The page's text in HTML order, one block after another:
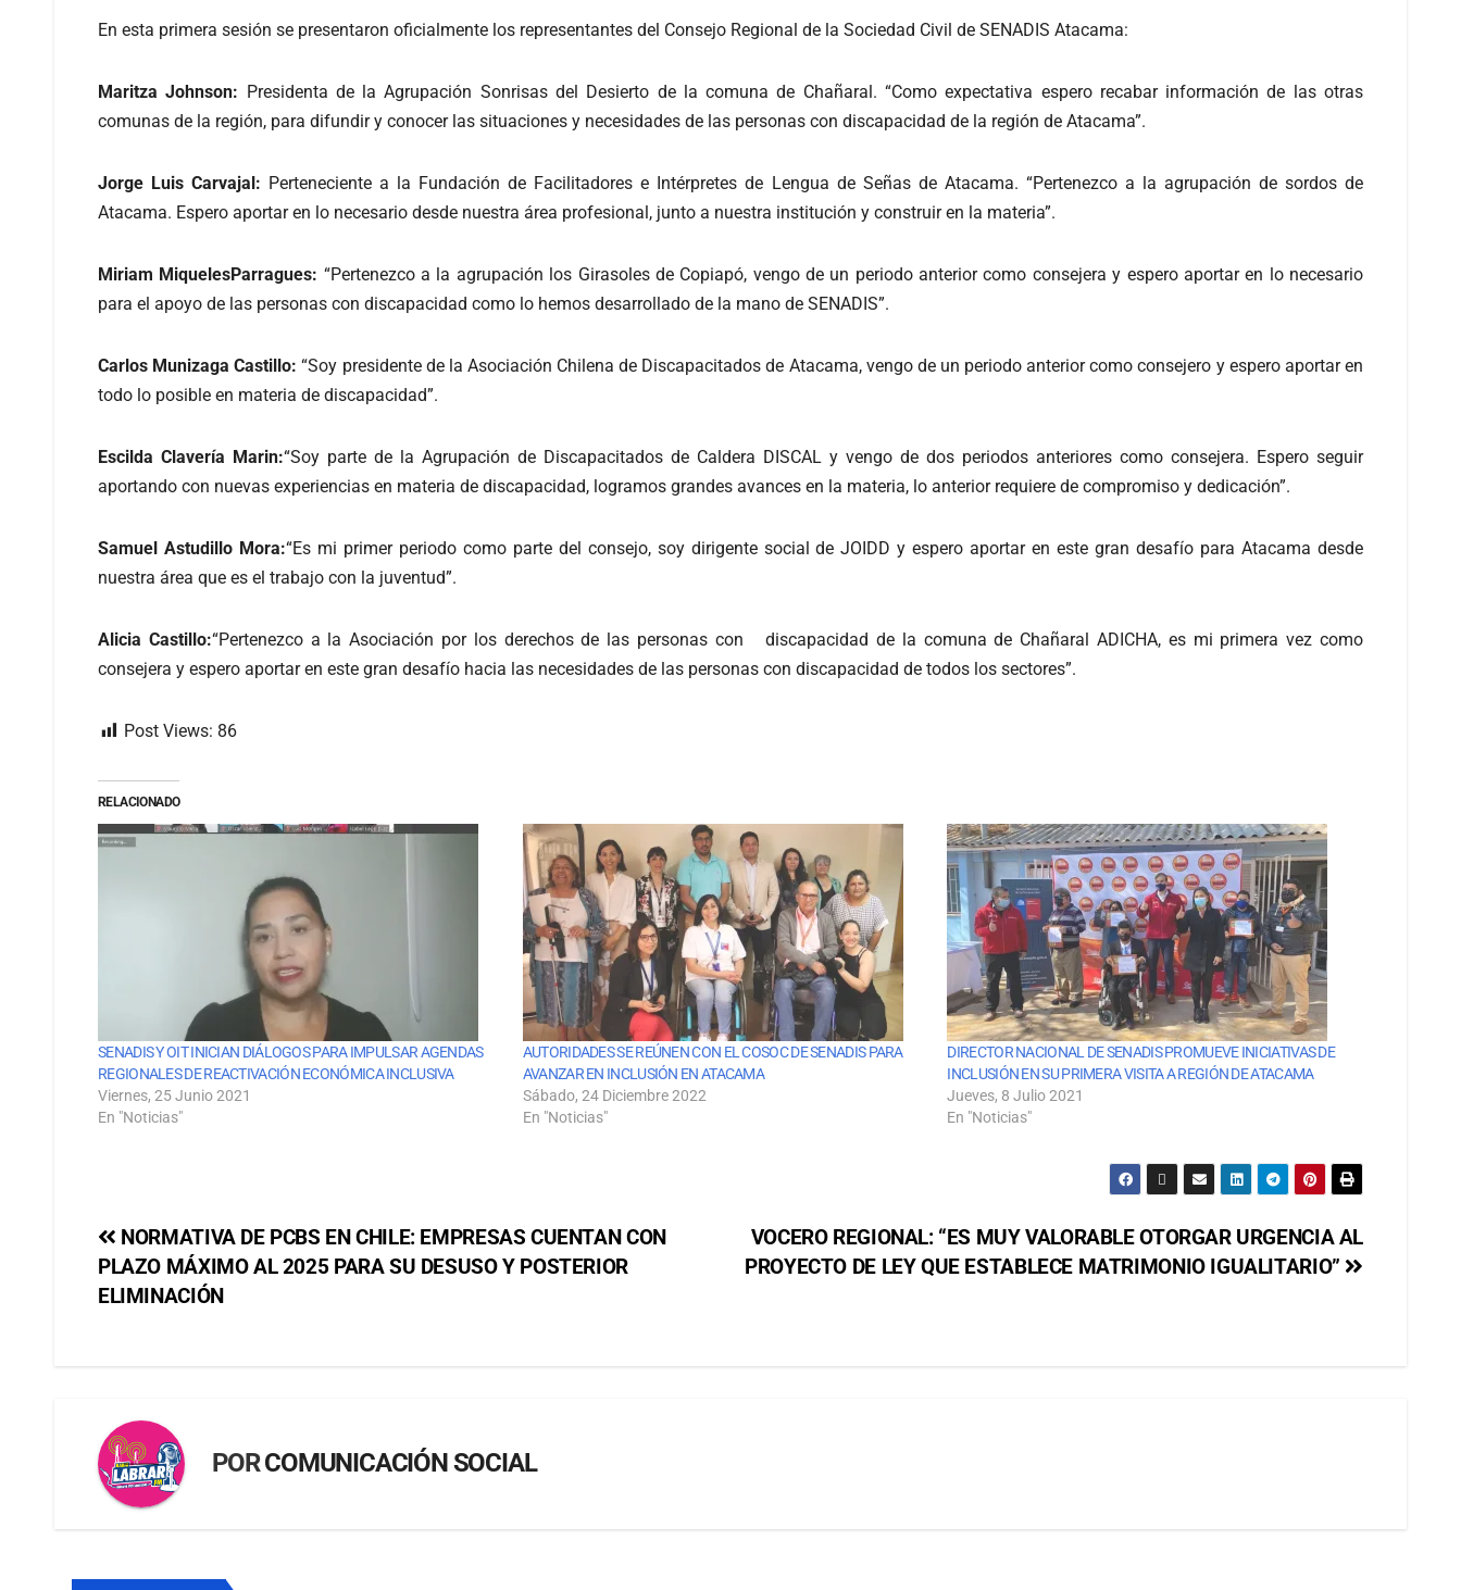
En esta primera sesión se presentaron oficialmente los representantes del Consejo Regional de la Sociedad Civil de SENADIS Atacama:
Maritza Johnson: Presidenta de la Agrupación Sonrisas del Desierto de la comuna de Chañaral. “Como expectativa espero recabar información de las otras
comunas de la región, para difundir y conocer las situaciones y necesidades de las personas con discapacidad de la región de Atacama”.
Jorge Luis Carvajal: Perteneciente a la Fundación de Facilitadores e Intérpretes de Lengua de Señas de Atacama. “Pertenezco a la agrupación de sordos de
Atacama. Espero aportar en lo necesario desde nuestra área profesional, junto a nuestra institución y construir en la materia”.
Miriam MiquelesParragues: “Pertenezco a la agrupación los Girasoles de Copiapó, vengo de un periodo anterior como consejera y espero aportar en lo necesario
para el apoyo de las personas con discapacidad como lo hemos desarrollado de la mano de SENADIS”.
Carlos Munizaga Castillo:“Soy presidente de la Asociación Chilena de Discapacitados de Atacama, vengo de un periodo anterior como consejero y espero aportar en
todo lo posible en materia de discapacidad”.
Escilda Clavería Marin:“Soy parte de la Agrupación de Discapacitados de Caldera DISCAL y vengo de dos periodos anteriores como consejera. Espero seguir
aportando con nuevas experiencias en materia de discapacidad, logramos grandes avances en la materia, lo anterior requiere de compromiso y dedicación”.
Samuel Astudillo Mora:“Es mi primer periodo como parte del consejo, soy dirigente social de JOIDD y espero aportar en este gran desafío para Atacama desde
nuestra área que es el trabajo con la juventud”.
Alicia Castillo:“Pertenezco a la Asociación por los derechos de las personas con discapacidad de la comuna de Chañaral ADICHA, es mi primera vez como
consejera y espero aportar en este gran desafío hacia las necesidades de las personas con discapacidad de todos los sectores”.
Post Views: 86
RELACIONADO
SENADIS Y OIT INICIAN DIÁLOGOS PARA IMPULSAR AGENDAS
REGIONALES DE REACTIVACIÓN ECONÓMICA INCLUSIVA
Viernes, 25 Junio 2021
En "Noticias"
AUTORIDADES SE REÚNEN CON EL COSOC DE SENADIS PARA
AVANZAR EN INCLUSIÓN EN ATACAMA
Sábado, 24 Diciembre 2022
En "Noticias"
DIRECTOR NACIONAL DE SENADIS PROMUEVE INICIATIVAS DE
INCLUSIÓN EN SU PRIMERA VISITA A REGIÓN DE ATACAMA
Jueves, 8 Julio 2021
En "Noticias"
VOCERO REGIONAL: “ES MUY VALORABLE OTORGAR URGENCIA AL
PROYECTO DE LEY QUE ESTABLECE MATRIMONIO IGUALITARIO”
NORMATIVA DE PCBS EN CHILE: EMPRESAS CUENTAN CON
PLAZO MÁXIMO AL 2025 PARA SU DESUSO Y POSTERIOR
ELIMINACIÓN
PORCOMUNICACIÓN SOCIAL